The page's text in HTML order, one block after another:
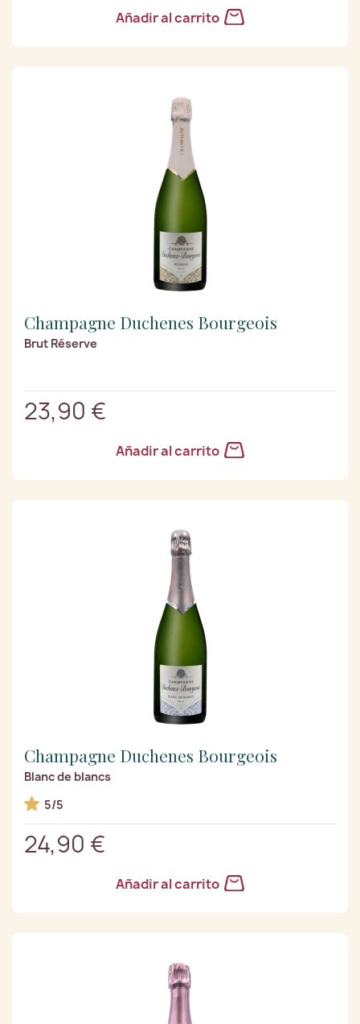
Añadir al carrito
Champagne Duchenes Bourgeois
Brut Réserve
23,90 €
Añadir al carrito
Champagne Duchenes Bourgeois
Blanc de blancs
5/5
24,90 €
Añadir al carrito